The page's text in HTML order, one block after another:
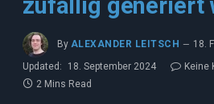
zufällig generiert
By ALEXANDER LEITSCH
18.
Updated:
18. September 2024
Keine
2 Mins Read